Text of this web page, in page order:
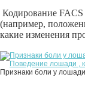
Кодирование
(например,
какие изменения
Признаки боли у лошади